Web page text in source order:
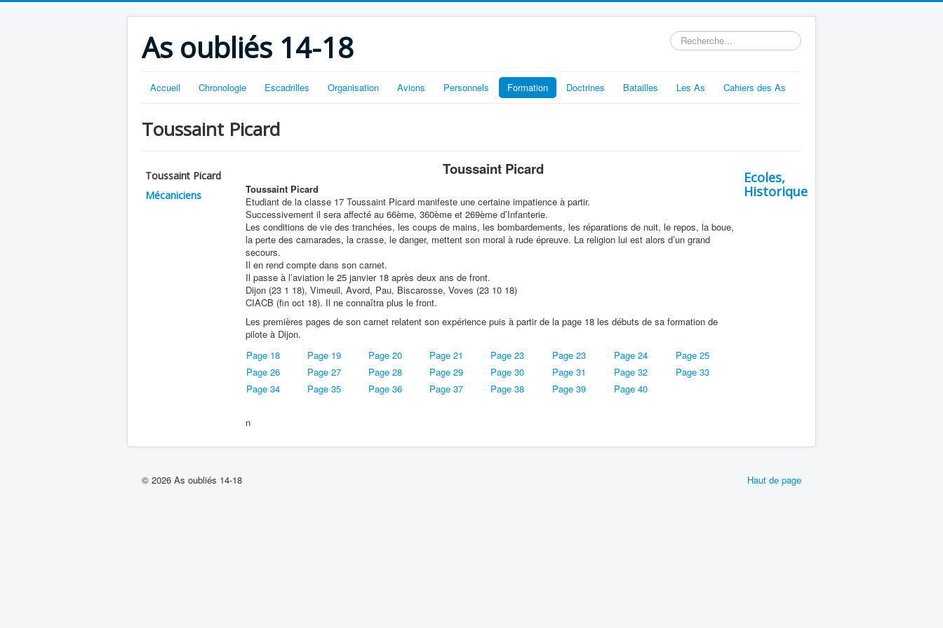
As oubliés 14-18 Rechercher
Accueil Chronologie Escadrilles Organisation Avions Personnels Formation Doctrines Batailles Les As Cahiers des As
Toussaint Picard
Toussaint Picard
Mécaniciens
Toussaint Picard
Toussaint Picard
Etudiant de la classe 17 Toussaint Picard manifeste une certaine impatience à partir.
Successivement il sera affecté au 66ème, 360ème et 269ème d’Infanterie.
Les conditions de vie des tranchées, les coups de mains, les bombardements, les réparations de nuit, le repos, la boue,
la perte des camarades, la crasse, le danger, mettent son moral à rude épreuve. La religion lui est alors d’un grand
secours.
Il en rend compte dans son carnet.
Il passe à l’aviation le 25 janvier 18 après deux ans de front.
Dijon (23 1 18), Vimeuil, Avord, Pau, Biscarosse, Voves (23 10 18)
CIACB (fin oct 18). Il ne connaîtra plus le front.
Les premières pages de son carnet relatent son expérience puis à partir de la page 18 les débuts de sa formation de
pilote à Dijon.
Page 18
Page 19 Page 20 Page 21 Page 23 Page 23 Page 24
Page 25
Page 26
Page 27 Page 28 Page 29 Page 30 Page 31 Page 32
Page 33
Page 34
Page 35 Page 36 Page 37 Page 38 Page 39 Page 40
n
Ecoles,
Historique
Haut de page
© 2026 As oubliés 14-18